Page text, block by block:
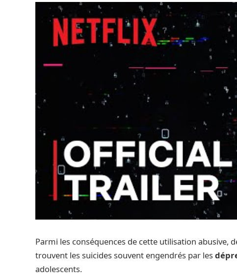
Parmi les conséquences de cette utilisation abusive,
trouvent les suicides souvent engendrés par les
adolescents.